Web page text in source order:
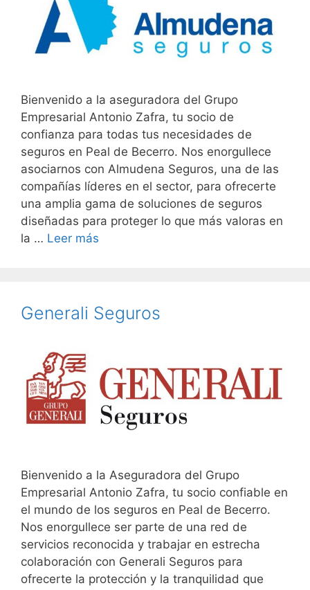
Bienvenido a la aseguradora del Grupo
Empresarial Antonio Zafra, tu socio de
confianza para todas tus necesidades de
seguros en Peal de Becerro. Nos enorgullece
asociarnos con Almudena Seguros, una de las
compañías líderes en el sector, para ofrecerte
una amplia gama de soluciones de seguros
diseñadas para proteger lo que más valoras en
la … Leer más
Generali Seguros
Bienvenido a la Aseguradora del Grupo
Empresarial Antonio Zafra, tu socio confiable en
el mundo de los seguros en Peal de Becerro.
Nos enorgullece ser parte de una red de
servicios reconocida y trabajar en estrecha
colaboración con Generali Seguros para
ofrecerte la protección y la tranquilidad que